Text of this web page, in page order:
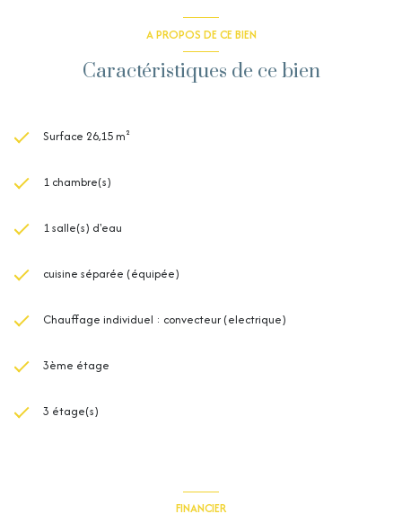
A PROPOS DE CE BIEN
Caractéristiques de ce bien
Surface 26,15 m²
1 chambre(s)
1 salle(s) d'eau
cuisine séparée (équipée)
Chauffage individuel : convecteur (electrique)
3ème étage
3 étage(s)
FINANCIER